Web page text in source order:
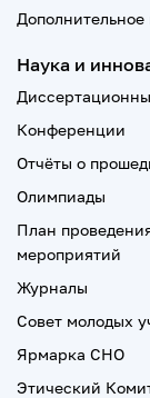
Наука и
Конференции
Отчёты о
Олимпиады
План
мероприятий
Журналы
Совет молодых
Ярмарка СНО
Этический